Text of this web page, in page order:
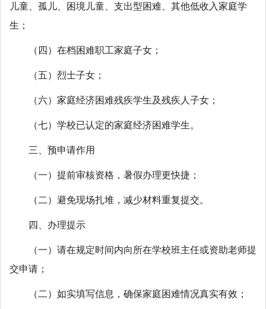
儿童、孤儿、困境儿童、支出型困难、其他低收入家庭学
生；
（四）在档困难职工家庭子女；
（五）烈士子女；
（六）家庭经济困难残疾学生及残疾人子女；
（七）学校已认定的家庭经济困难学生。
三、预申请作用
（一）提前审核资格，暑假办理更快捷；
（二）避免现场扎堆，减少材料重复提交。
四、办理提示
（一）请在规定时间内向所在学校班主任或资助老师提
交申请；
（二）如实填写信息，确保家庭困难情况真实有效；